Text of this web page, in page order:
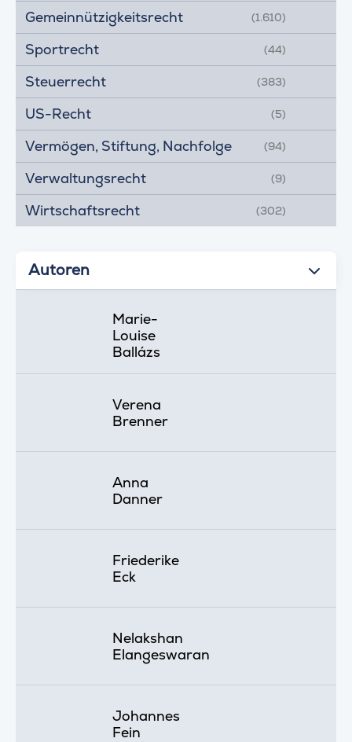
Gemeinnützigkeitsrecht (1.610)
Sportrecht (44)
Steuerrecht (383)
US-Recht (5)
Vermögen, Stiftung, Nachfolge (94)
Verwaltungsrecht (9)
Wirtschaftsrecht (302)
Autoren
Marie-
Louise
Ballázs
Verena
Brenner
Anna
Danner
Friederike
Eck
Nelakshan
Elangeswaran
Johannes
Fein